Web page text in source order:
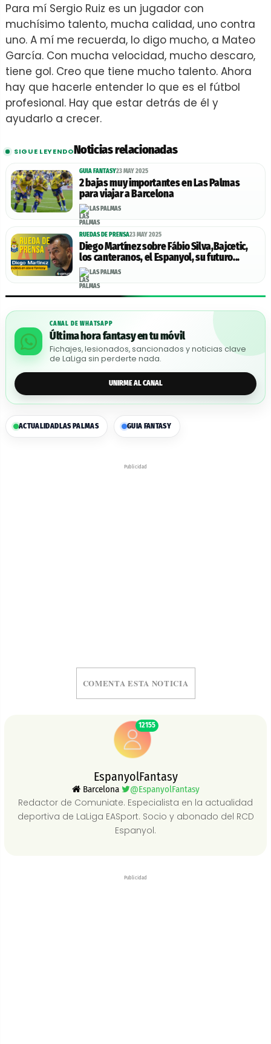
Para mí Sergio Ruiz es un jugador con
muchísimo talento, mucha calidad, uno contra
uno. A mí me recuerda, lo digo mucho, a Mateo
García. Con mucha velocidad, mucho descaro,
tiene gol. Creo que tiene mucho talento. Ahora
hay que hacerle entender lo que es el fútbol
profesional. Hay que estar detrás de él y
ayudarlo a crecer.
SIGUE LEYENDONoticias relacionadas
GUIA FANTASY23 MAY 2025
2 bajas muy importantes en Las Palmas
para viajar a Barcelona
LAS PALMAS
RUEDAS DE PRENSA23 MAY 2025
Diego Martínez sobre Fábio Silva,Bajcetic,
los canteranos, el Espanyol, su futuro...
LAS PALMAS
CANAL DE WHATSAPP
Última hora fantasy en tu móvil
Fichajes, lesionados, sancionados y noticias clave
de LaLiga sin perderte nada.
UNIRME AL CANAL
ACTUALIDAD LAS PALMAS GUIA FANTASY
Publicidad
COMENTA ESTA NOTICIA
12155
EspanyolFantasy
Barcelona @EspanyolFantasy
Redactor de Comuniate. Especialista en la actualidad
deportiva de LaLiga EASport. Socio y abonado del RCD
Espanyol.
Publicidad